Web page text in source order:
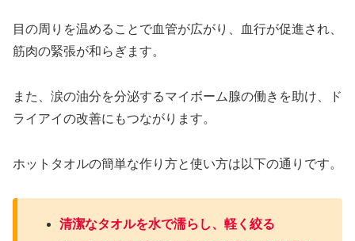
目の周りを温めることで血管が広がり、血行が促進され、
筋肉の緊張が和らぎます。
また、涙の油分を分泌するマイボーム腺の働きを助け、ド
ライアイの改善にもつながります。
ホットタオルの簡単な作り方と使い方は以下の通りです。
清潔なタオルを水で濡らし、軽く絞る